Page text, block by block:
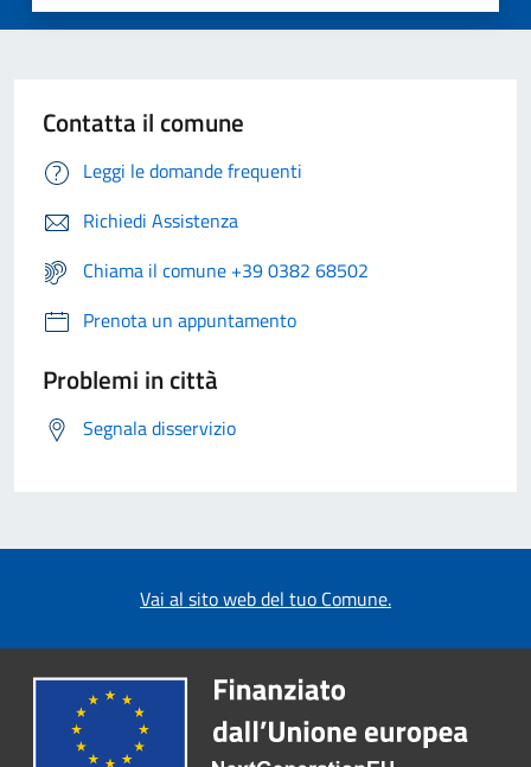
Contatta il comune
Leggi le domande frequenti
Richiedi Assistenza
Chiama il comune +39 0382 68502
Prenota un appuntamento
Problemi in città
Segnala disservizio
Vai al sito web del tuo Comune.